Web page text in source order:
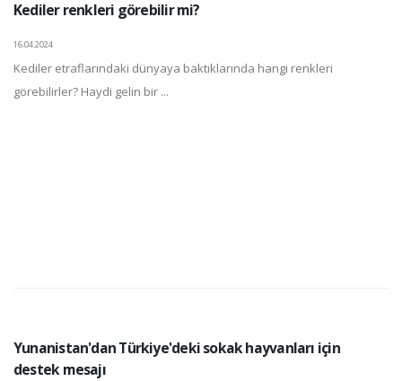
Kediler renkleri görebilir mi?
16.04.2024
Kediler etraflarındaki dünyaya baktıklarında hangi renkleri
görebilirler? Haydi gelin bir ...
Yunanistan'dan Türkiye'deki sokak hayvanları için
destek mesajı